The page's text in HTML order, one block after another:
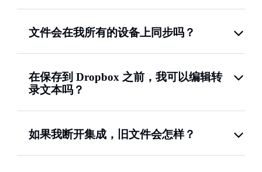
文件会在我所有的设备上同步吗？
在保存到 Dropbox 之前，我可以编辑转
录文本吗？
如果我断开集成，旧文件会怎样？